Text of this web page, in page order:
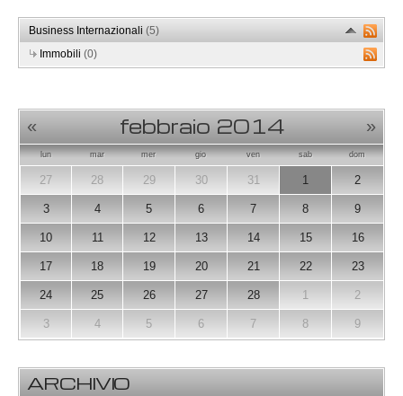
Business Internazionali (5)
Immobili (0)
« febbraio 2014 »
lun mar mer gio ven sab dom
27 28 29 30 31 1 2
3 4 5 6 7 8 9
10 11 12 13 14 15 16
17 18 19 20 21 22 23
24 25 26 27 28 1 2
3 4 5 6 7 8 9
ARCHIVIO